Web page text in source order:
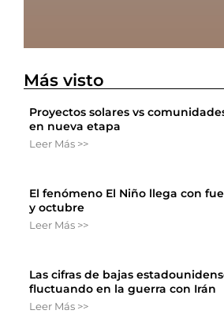
Más visto
Proyectos solares vs
en nueva etapa
Leer Más >>
El fenómeno El Niño llega con
y octubre
Leer Más >>
Las cifras de bajas
fluctuando en la guerra con Irán
Leer Más >>